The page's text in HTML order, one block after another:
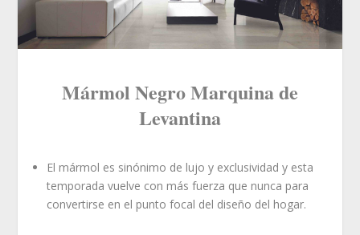
Mármol Negro Marquina de
Levantina
El mármol es sinónimo de lujo y exclusividad y esta
temporada vuelve con más fuerza que nunca para
convertirse en el punto focal del diseño del hogar.